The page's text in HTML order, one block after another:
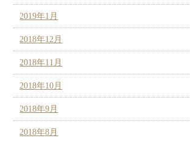
2019年1月
2018年12月
2018年11月
2018年10月
2018年9月
2018年8月